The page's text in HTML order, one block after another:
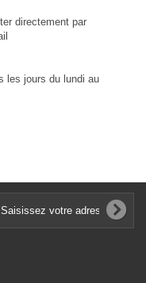
directement par
les jours du lundi au